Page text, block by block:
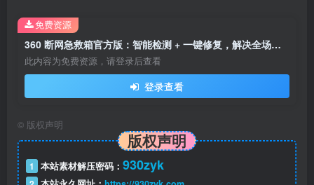
360 断网急救箱官方版：智能检测 + 一键修复，解决全场景网络故障！
此内容为免费资源，请登录后查看
登录查看
免费资源
© 版权声明
版权声明
1 本站素材解压密码： 930zyk